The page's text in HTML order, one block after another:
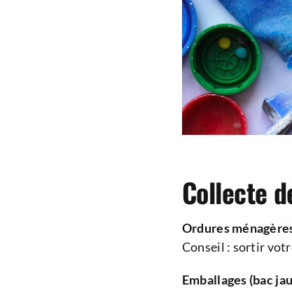
Collecte
Ordures
Conseil : sortir
Emballages (bac